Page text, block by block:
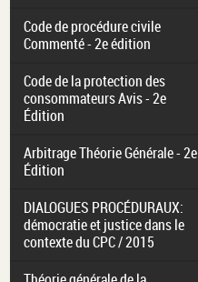
Code de procédure civile
Commenté - 2e édition
Code de la protection des
consommateurs Avis - 2e
Édition
Arbitrage Théorie Générale - 2e
Édition
DIALOGUES PROCÉDURAUX:
démocratie et justice dans le
contexte du CPC / 2015